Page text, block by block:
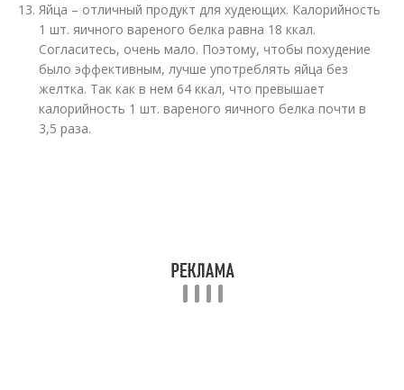
Яйца – отличный продукт для худеющих. Калорийность
1 шт. яичного вареного белка равна 18 ккал.
Согласитесь, очень мало. Поэтому, чтобы похудение
было эффективным, лучше употреблять яйца без
желтка. Так как в нем 64 ккал, что превышает
калорийность 1 шт. вареного яичного белка почти в
3,5 раза.